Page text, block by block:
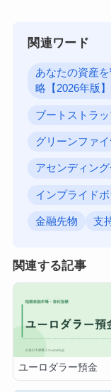
関連ワード
あなたの資産
略【2026年版】
ブートストラ
グリーンファ
アセンディン
インプライド
金融先物 支
関連する記事
ユーロダラー預金